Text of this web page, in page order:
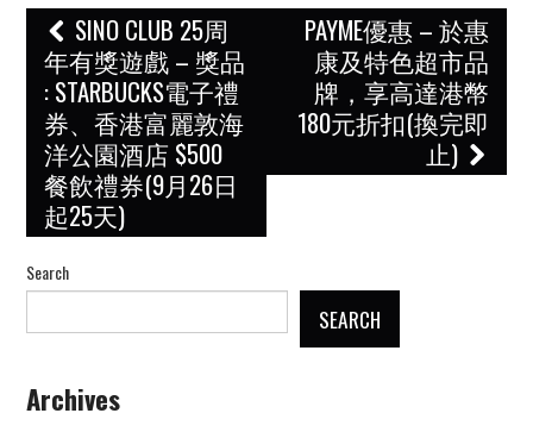
Post
navigation
SINO CLUB 25周
年有獎遊戲 – 獎品
: STARBUCKS電子禮
券、香港富麗敦海
洋公園酒店 $500
餐飲禮券(9月26日
起25天)
PAYME優惠 – 於惠
康及特色超市品
牌，享高達港幣
180元折扣(換完即
止)
Search
SEARCH
Archives